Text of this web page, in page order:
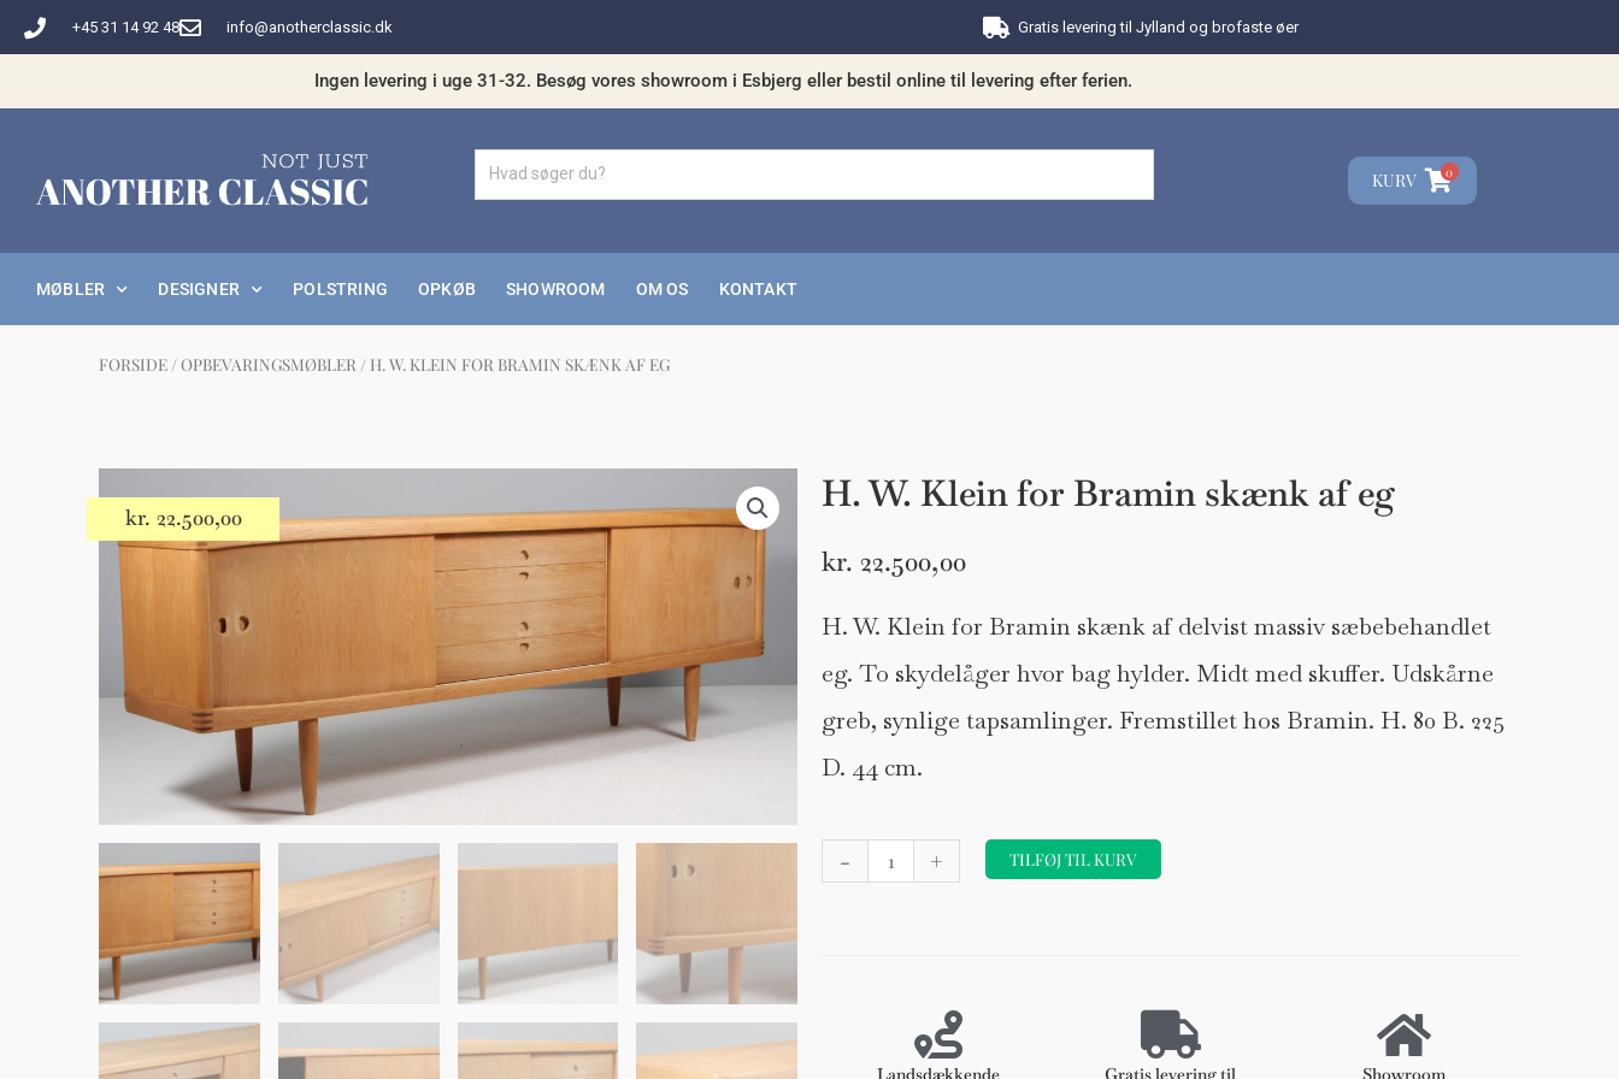
+45 31 14 92 48 info@anotherclassic.dk Gratis levering til Jylland og brofaste øer
Ingen levering i uge 31-32. Besøg vores showroom i Esbjerg eller bestil online til levering efter ferien.
KURV 0
MØBLER DESIGNER POLSTRING OPKØB SHOWROOM OM OS KONTAKT
FORSIDE /OPBEVARINGSMØBLER / H. W. KLEIN FOR BRAMIN SKÆNK AF EG
Måske kunne nogle af disse produkter have din interesse?
Sko til Arne Jacobsen stole
Stole
DKK 100,00
kr. 22.500,00
H. W. Klein for Bramin skænk af eg
kr. 22.500,00
H. W. Klein for Bramin skænk af delvist massiv sæbebehandlet
eg. To skydelåger hvor bag hylder. Midt med skuffer. Udskårne
greb, synlige tapsamlinger. Fremstillet hos Bramin. H. 80 B. 225
D. 44 cm.
- + TILFØJ TIL KURV
Landsdækkende
Gratis levering til
Showroom